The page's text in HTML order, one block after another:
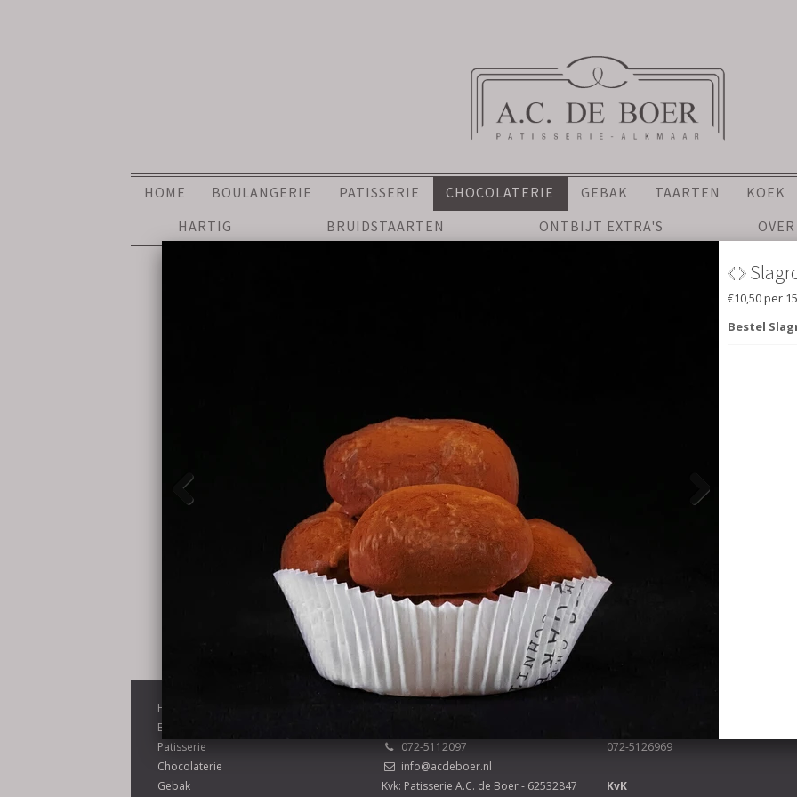
HOME BOULANGERIE PATISSERIE CHOCOLATERIE GEBAK TAARTEN KOEK
HARTIG
BRUIDSTAARTEN ONTBIJT EXTRA'S
Slagroomtruffels
Home
Boulangerie
Patisserie
Chocolaterie
Gebak
072-5112097
info@acdeboer.nl
Kvk: Patisserie A.C. de Boer - 62532847
072-5126969
KvK